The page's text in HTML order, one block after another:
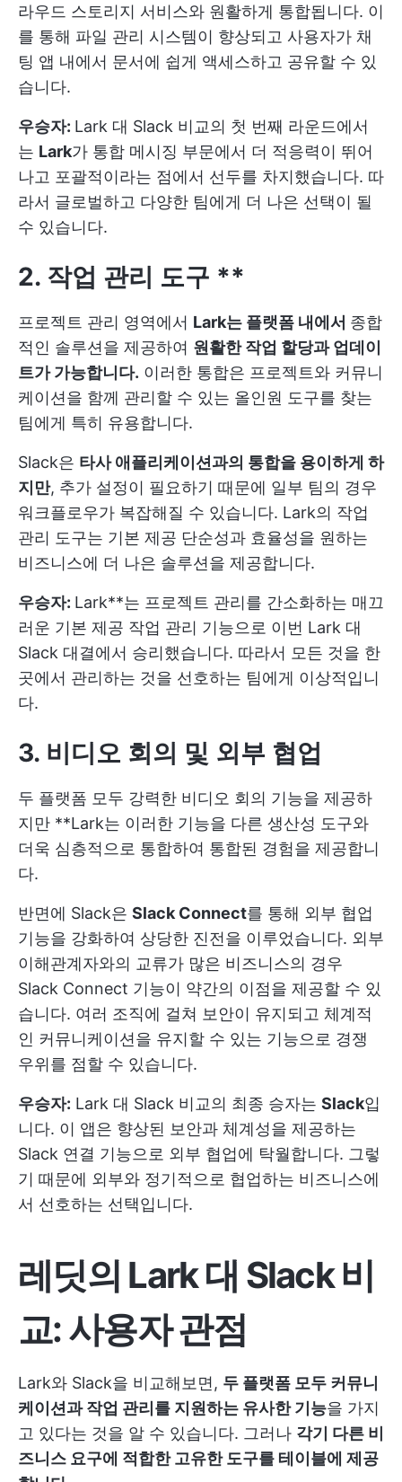
라우드 스토리지 서비스와 원활하게 통합됩니다. 이
를 통해 파일 관리 시스템이 향상되고 사용자가 채
팅 앱 내에서 문서에 쉽게 액세스하고 공유할 수 있
습니다.
우승자: Lark 대 Slack 비교의 첫 번째 라운드에서
는 Lark가 통합 메시징 부문에서 더 적응력이 뛰어
나고 포괄적이라는 점에서 선두를 차지했습니다. 따
라서 글로벌하고 다양한 팀에게 더 나은 선택이 될
수 있습니다.
2. 작업 관리 도구 **
프로젝트 관리 영역에서 Lark는 플랫폼 내에서 종합
적인 솔루션을 제공하여 원활한 작업 할당과 업데이
트가 가능합니다. 이러한 통합은 프로젝트와 커뮤니
케이션을 함께 관리할 수 있는 올인원 도구를 찾는
팀에게 특히 유용합니다.
Slack은 타사 애플리케이션과의 통합을 용이하게 하
지만, 추가 설정이 필요하기 때문에 일부 팀의 경우
워크플로우가 복잡해질 수 있습니다. Lark의 작업
관리 도구는 기본 제공 단순성과 효율성을 원하는
비즈니스에 더 나은 솔루션을 제공합니다.
우승자: Lark**는 프로젝트 관리를 간소화하는 매끄
러운 기본 제공 작업 관리 기능으로 이번 Lark 대
Slack 대결에서 승리했습니다. 따라서 모든 것을 한
곳에서 관리하는 것을 선호하는 팀에게 이상적입니
다.
3. 비디오 회의 및 외부 협업
두 플랫폼 모두 강력한 비디오 회의 기능을 제공하
지만 **Lark는 이러한 기능을 다른 생산성 도구와
더욱 심층적으로 통합하여 통합된 경험을 제공합니
다.
반면에 Slack은 Slack Connect를 통해 외부 협업
기능을 강화하여 상당한 진전을 이루었습니다. 외부
이해관계자와의 교류가 많은 비즈니스의 경우
Slack Connect 기능이 약간의 이점을 제공할 수 있
습니다. 여러 조직에 걸쳐 보안이 유지되고 체계적
인 커뮤니케이션을 유지할 수 있는 기능으로 경쟁
우위를 점할 수 있습니다.
우승자: Lark 대 Slack 비교의 최종 승자는 Slack입
니다. 이 앱은 향상된 보안과 체계성을 제공하는
Slack 연결 기능으로 외부 협업에 탁월합니다. 그렇
기 때문에 외부와 정기적으로 협업하는 비즈니스에
서 선호하는 선택입니다.
레딧의 Lark 대 Slack 비
교: 사용자 관점
Lark와 Slack을 비교해보면, 두 플랫폼 모두 커뮤니
케이션과 작업 관리를 지원하는 유사한 기능을 가지
고 있다는 것을 알 수 있습니다. 그러나 각기 다른 비
즈니스 요구에 적합한 고유한 도구를 테이블에 제공